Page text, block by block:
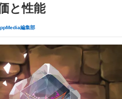
と性能
編集部